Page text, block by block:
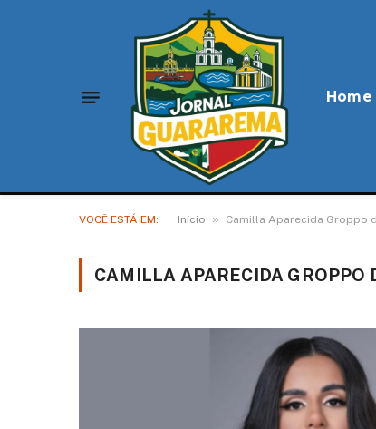
Home
VOCÊ ESTÁ EM: Início » Camilla Aparecida Groppo
CAMILLA APARECIDA GROPPO